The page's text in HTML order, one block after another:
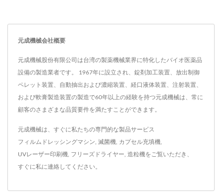
元成機械会社概要
元成機械股份有限公司は台湾の製薬機械業界に特化したバイオ医薬品
設備の製造業者です。 1967年に設立され、錠剤加工装置、放出制御
ペレット装置、自動抽出および濃縮装置、経口液体装置、注射装置、
および軟膏製造装置の製造で60年以上の経験を持つ元成機械は、常に
顧客のさまざまな品質要件を満たすことができます。
元成機械は、すぐに私たちの専門的な製品サービス
フィルムドレッシングマシン 滅菌機 カプセル充填機
UVレーザー印刷機 フリーズドライヤー 造粒機をご覧いただき、
すぐに私に連絡してください。